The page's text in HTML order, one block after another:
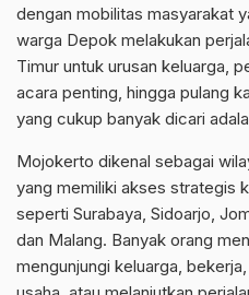
dengan mobilitas masyarakat
warga Depok melakukan
Timur untuk urusan keluarga,
acara penting, hingga pulang
yang cukup banyak dicari
Mojokerto dikenal sebagai
yang memiliki akses strategis
seperti Surabaya, Sidoarjo,
dan Malang. Banyak orang
mengunjungi keluarga,